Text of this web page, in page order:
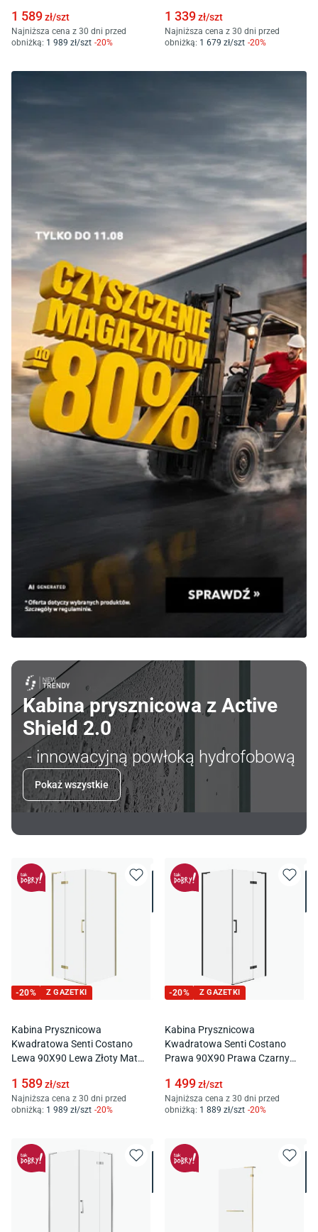
1 589zł/szt
Najniższa cena z 30 dni przed
obniżką: 1 989 zł/szt -20%
Kabina prysznicowa z Active
Shield 2.0
- innowacyjną powłoką hydrofobową
Pokaż wszystkie
1 339zł/szt
Najniższa cena z 30 dni przed
obniżką: 1 679 zł/szt -20%
-20% Z GAZETKI
Kabina Prysznicowa
Kwadratowa Senti Costano
Lewa 90X90 Lewa Złoty Mat
1 589zł/szt
Najniższa cena z 30 dni przed
obniżką: 1 989 zł/szt -20%
-20% Z GAZETKI
Kabina Prysznicowa
Kwadratowa Senti Costano
Prawa 90X90 Prawa Czarny
1 499zł/szt
Najniższa cena z 30 dni przed
obniżką: 1 889 zł/szt -20%